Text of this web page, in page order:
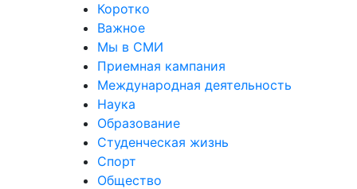
Коротко
Важное
Мы в СМИ
Приемная кампания
Международная деятельность
Наука
Образование
Студенческая жизнь
Спорт
Общество